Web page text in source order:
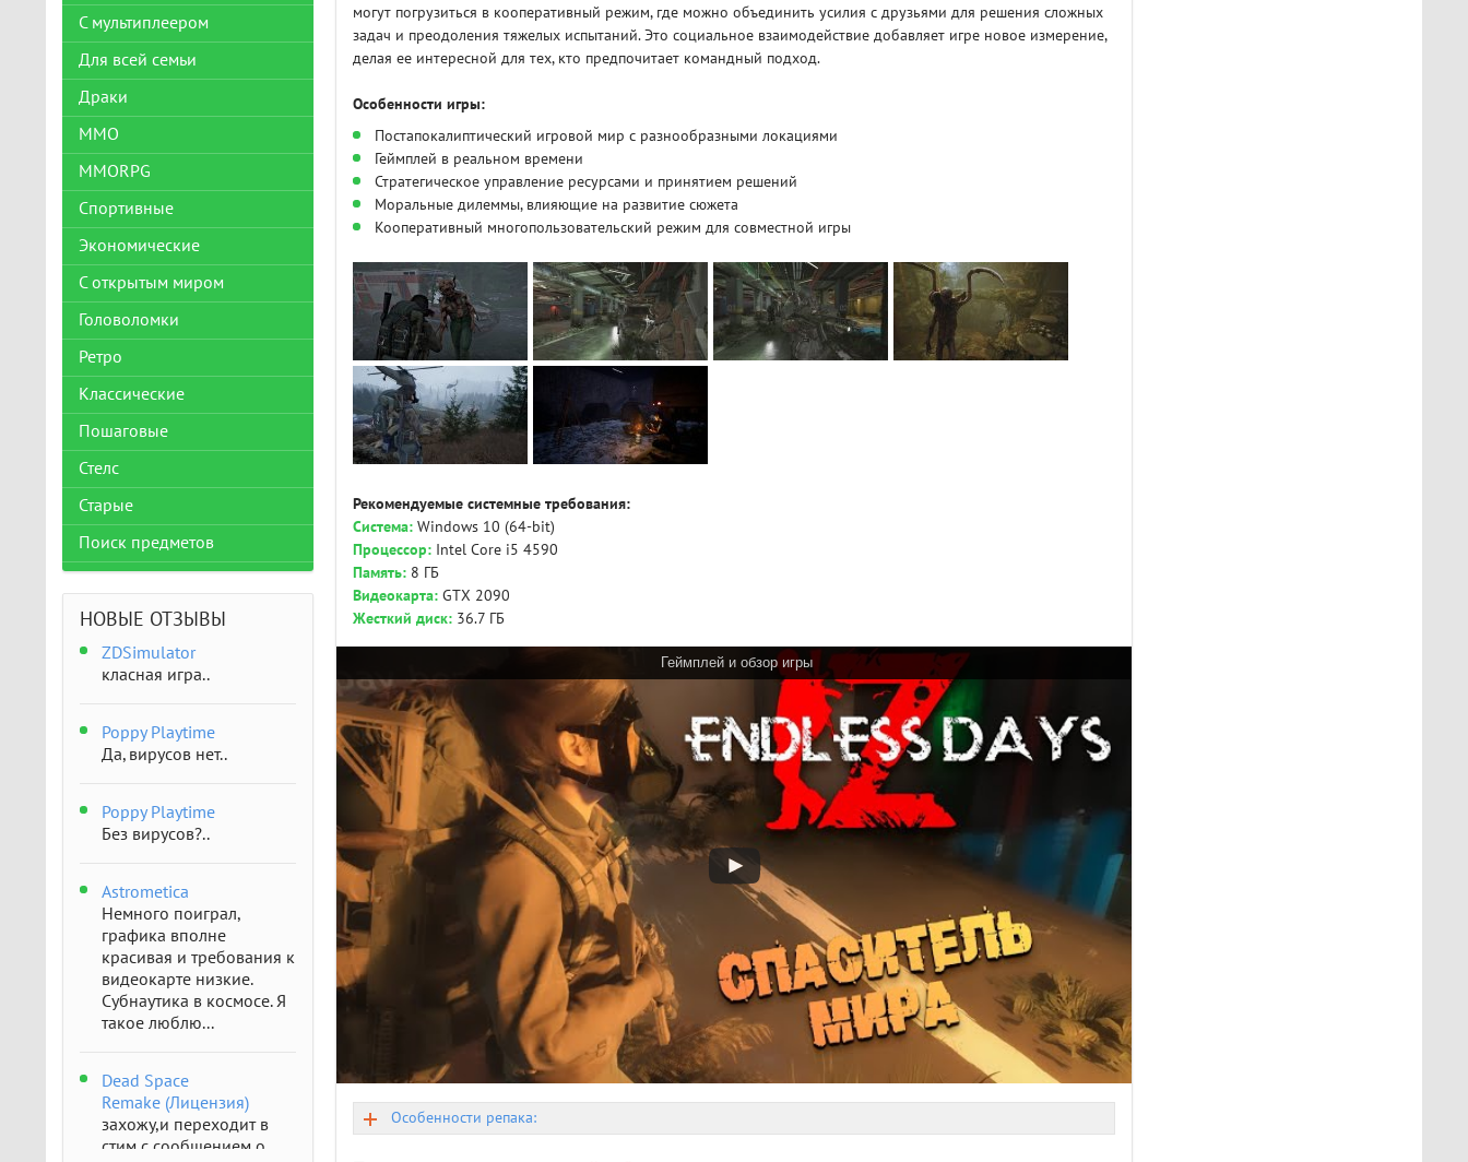
могут погрузиться в кооперативный режим, где можно объединить усилия с друзьями для решения сложных
задач и преодоления тяжелых испытаний. Это социальное взаимодействие добавляет игре новое измерение,
делая ее интересной для тех, кто предпочитает командный подход.
Особенности игры:
Постапокалиптический игровой мир с разнообразными локациями
Геймплей в реальном времени
Стратегическое управление ресурсами и принятием решений
Моральные дилеммы, влияющие на развитие сюжета
Кооперативный многопользовательский режим для совместной игры
Рекомендуемые системные требования:
Система:Windows 10 (64-bit)
Процессор:Intel Core i5 4590
Память:8 ГБ
Видеокарта:GTX 2090
Жесткий диск:36.7 ГБ
Геймплей и обзор игры
Особенности репака:
С мультиплеером
Для всей семьи
Драки
ММО
MMORPG
Спортивные
Экономические
С открытым миром
Головоломки
Ретро
Классические
Пошаговые
Стелс
Старые
Поиск предметов
НОВЫЕ ОТЗЫВЫ
ZDSimulator
класная игра..
Poppy Playtime
Да, вирусов нет..
Poppy Playtime
Без вирусов?..
Astrometica
Немного поиграл,
графика вполне
красивая и требования к
видеокарте низкие.
Субнаутика в космосе. Я
такое люблю...
Dead Space
Remake (Лицензия)
захожу,и переходит в
стим с сообщением о